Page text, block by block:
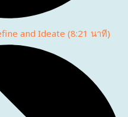
and Ideate (8:21 นาที)